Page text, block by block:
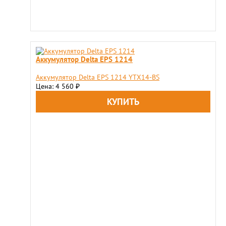
Аккумулятор Delta EPS 1214
Аккумулятор Delta EPS 1214 YTX14-BS
Цена: 4 560 ₽